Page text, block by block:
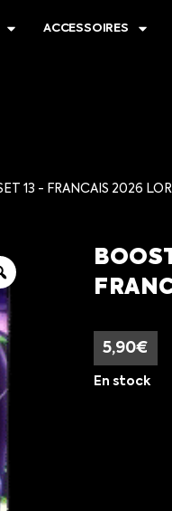
ACCESSOIRES
13 - FRANCAIS 2026
5,90€
En stock